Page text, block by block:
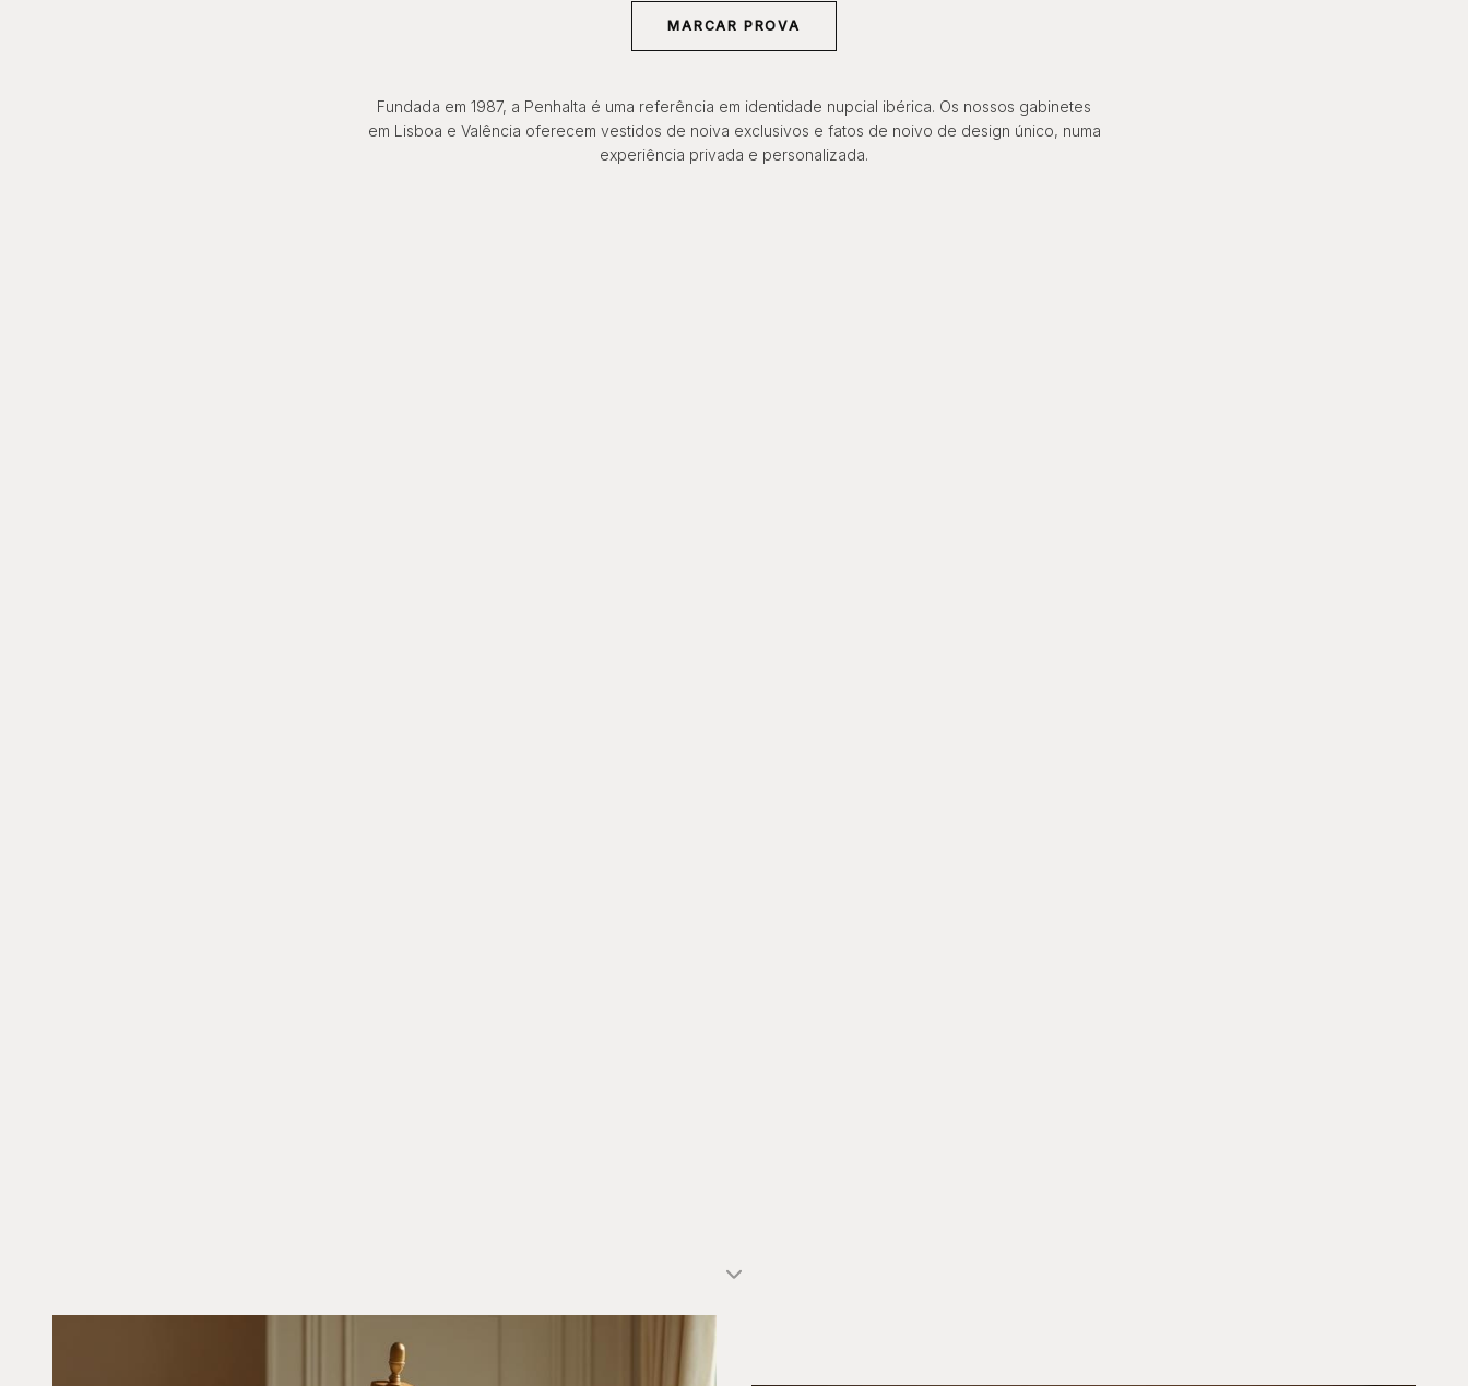
MARCAR PROVA
Fundada em 1987, a Penhalta é uma referência em identidade nupcial ibérica. Os nossos gabinetes
em Lisboa e Valência oferecem vestidos de noiva exclusivos e fatos de noivo de design único, numa
experiência privada e personalizada.